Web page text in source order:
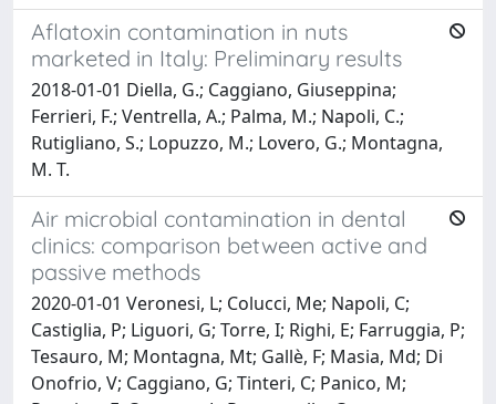
Aflatoxin contamination in nuts
marketed in Italy: Preliminary results
2018-01-01 Diella, G.; Caggiano, Giuseppina;
Ferrieri, F.; Ventrella, A.; Palma, M.; Napoli, C.;
Rutigliano, S.; Lopuzzo, M.; Lovero, G.; Montagna,
M. T.
Air microbial contamination in dental
clinics: comparison between active and
passive methods
2020-01-01 Veronesi, L; Colucci, Me; Napoli, C;
Castiglia, P; Liguori, G; Torre, I; Righi, E; Farruggia, P;
Tesauro, M; Montagna, Mt; Gallè, F; Masia, Md; Di
Onofrio, V; Caggiano, G; Tinteri, C; Panico, M;